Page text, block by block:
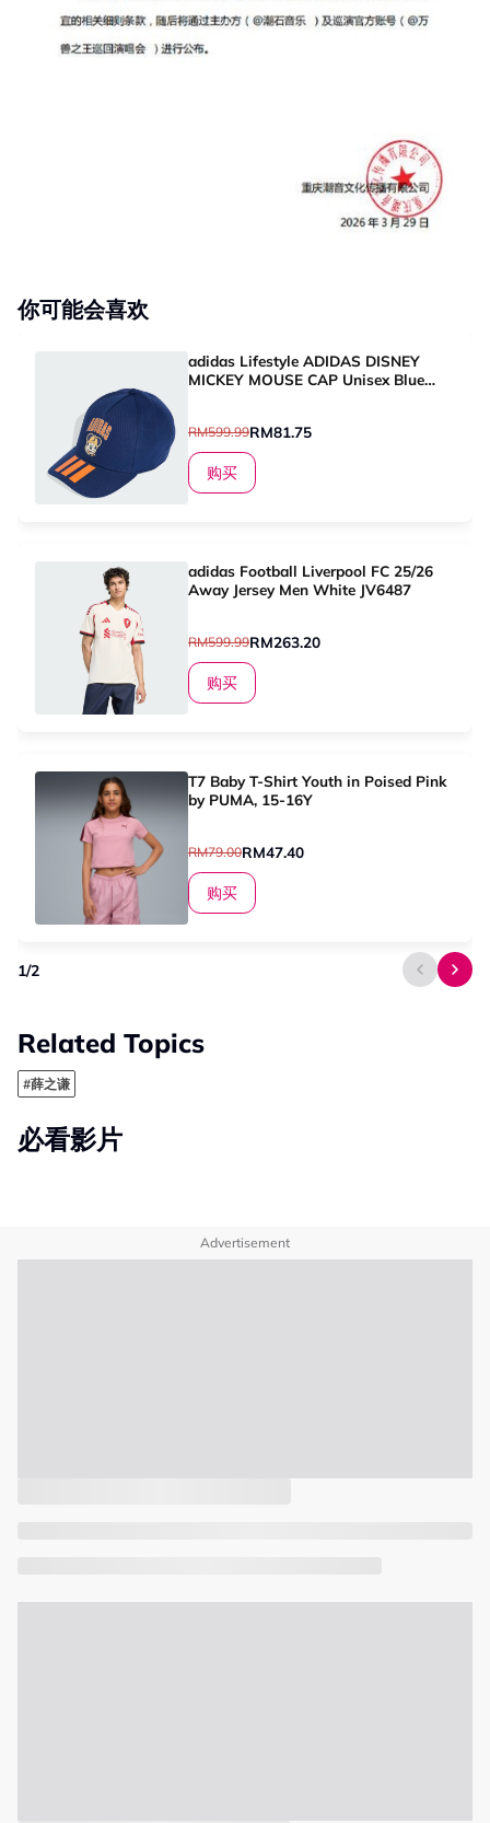
你可能会喜欢
adidas Lifestyle ADIDAS DISNEY
MICKEY MOUSE CAP Unisex Blue
RM599.99RM81.75
购买
adidas Football Liverpool FC 25/26
Away Jersey Men White JV6487
RM599.99RM263.20
购买
T7 Baby T-Shirt Youth in Poised Pink
by PUMA, 15-16Y
RM79.00RM47.40
购买
1/2
Related Topics
#薛之谦
必看影片
Advertisement